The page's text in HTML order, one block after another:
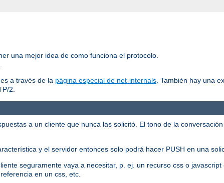
una mejor idea de como funciona el protocolo.
a través de la página especial de net-internals . También hay una
2.
a un cliente que nunca las solicitó. El tono de la
y el servidor entonces solo podrá hacer PUSH en una
seguramente vaya a necesitar, p. ej. un recurso css o
en un css, etc.